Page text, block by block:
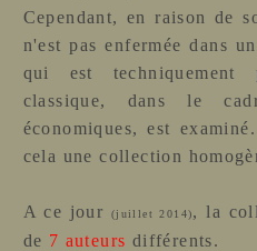
Cependant, en raison de
n'est pas enfermée dans
qui est techniquement
classique, dans le
économiques, est
cela une collection
A ce jour (juillet 2014), la
de 7 auteurs différents.